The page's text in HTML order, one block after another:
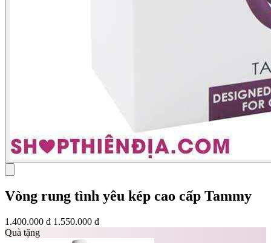
Vòng rung tình yêu kép cao cấp Tammy
1.400.000 đ 1.550.000 đ
Quà tặng